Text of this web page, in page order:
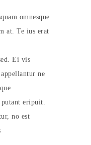
omnesque
at. Te ius erat
Ei vis
ne
eripuit.
no est